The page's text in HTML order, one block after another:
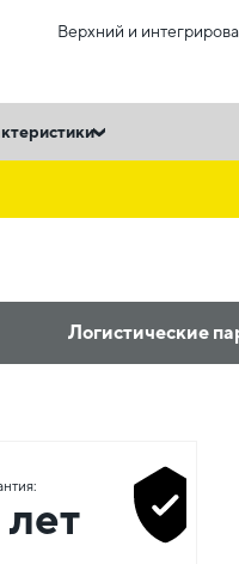
Верхний и
Логистические
лет